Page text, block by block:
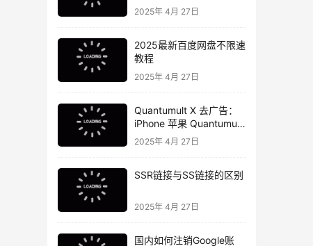
2025年 4月 27日
2025最新百度网盘不限速
教程
2025年 4月 27日
Quantumult X 去广告：
iPhone 苹果 Quantumult
X 去广告教程
2025年 4月 27日
SSR链接与SS链接的区别
2025年 4月 27日
国内如何注销Google账